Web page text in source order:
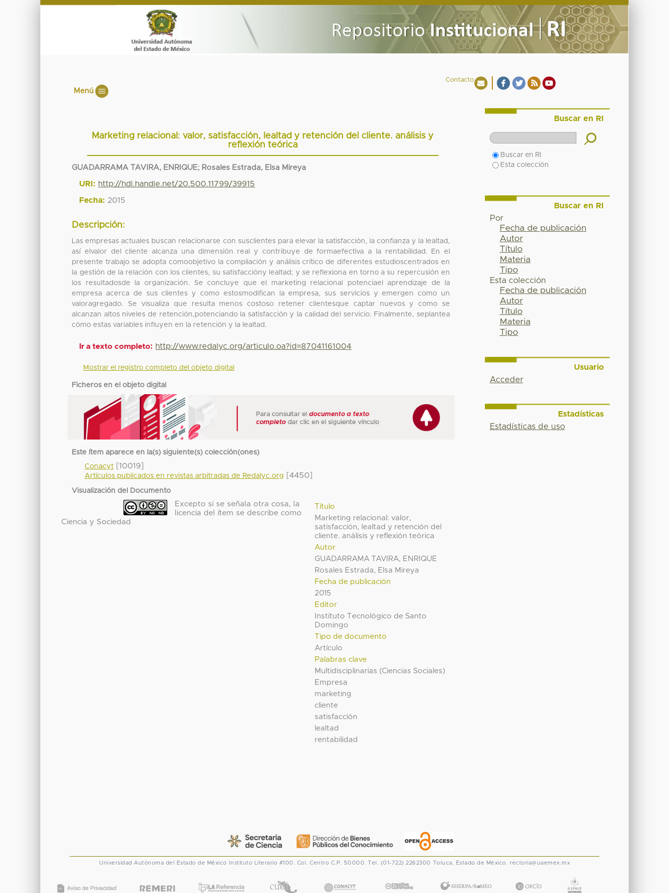
Contacto
Menú
Marketing relacional: valor, satisfacción, lealtad y retención del cliente. análisis y
reflexión teórica
GUADARRAMA TAVIRA, ENRIQUE; Rosales Estrada, Elsa Mireya
URI: http://hdl.handle.net/20.500.11799/39915
Fecha: 2015
Descripción:
Las empresas actuales buscan relacionarse con susclientes para elevar la satisfacción, la confianza y la lealtad,
así elvalor del cliente alcanza una dimensión real y contribuye de formaefectiva a la rentabilidad. En el
presente trabajo se adopta comoobjetivo la compilación y análisis crítico de diferentes estudioscentrados en
la gestión de la relación con los clientes, su satisfaccióny lealtad; y se reflexiona en torno a su repercusión en
los resultadosde la organización. Se concluye que el marketing relacional potenciael aprendizaje de la
empresa acerca de sus clientes y como estosmodifican la empresa, sus servicios y emergen como un
valoragregado. Se visualiza que resulta menos costoso retener clientesque captar nuevos y como se
alcanzan altos niveles de retención,potenciando la satisfacción y la calidad del servicio. Finalmente, seplantea
cómo estas variables influyen en la retención y la lealtad.
Ir a texto completo: http://www.redalyc.org/articulo.oa?id=87041161004
Mostrar el registro completo del objeto digital
Ficheros en el objeto digital
Este ítem aparece en la(s) siguiente(s) colección(ones)
Conacyt [10019]
Artículos publicados en revistas arbitradas de Redalyc.org [4450]
Visualización del Documento
Título
Marketing relacional: valor,
satisfacción, lealtad y retención del
cliente. análisis y reflexión teórica
Autor
GUADARRAMA TAVIRA, ENRIQUE
Rosales Estrada, Elsa Mireya
Fecha de publicación
2015
Editor
Instituto Tecnológico de Santo
Domingo
Tipo de documento
Artículo
Palabras clave
Multidisciplinarias (Ciencias Sociales)
Empresa
marketing
cliente
satisfacción
lealtad
rentabilidad
Excepto si se señala otra cosa, la
licencia del ítem se describe como
Ciencia y Sociedad
Buscar en RI
Buscar en RI
Esta colección
Buscar en RI
Por
Fecha de publicación
Autor
Título
Materia
Tipo
Esta colección
Fecha de publicación
Autor
Título
Materia
Tipo
Usuario
Acceder
Estadísticas
Estadísticas de uso
Universidad Autónoma del Estado de México Instituto Literario #100. Col. Centro C.P. 50000. Tel. (01-722) 2262300 Toluca, Estado de México. rectoria@uaemex.mx